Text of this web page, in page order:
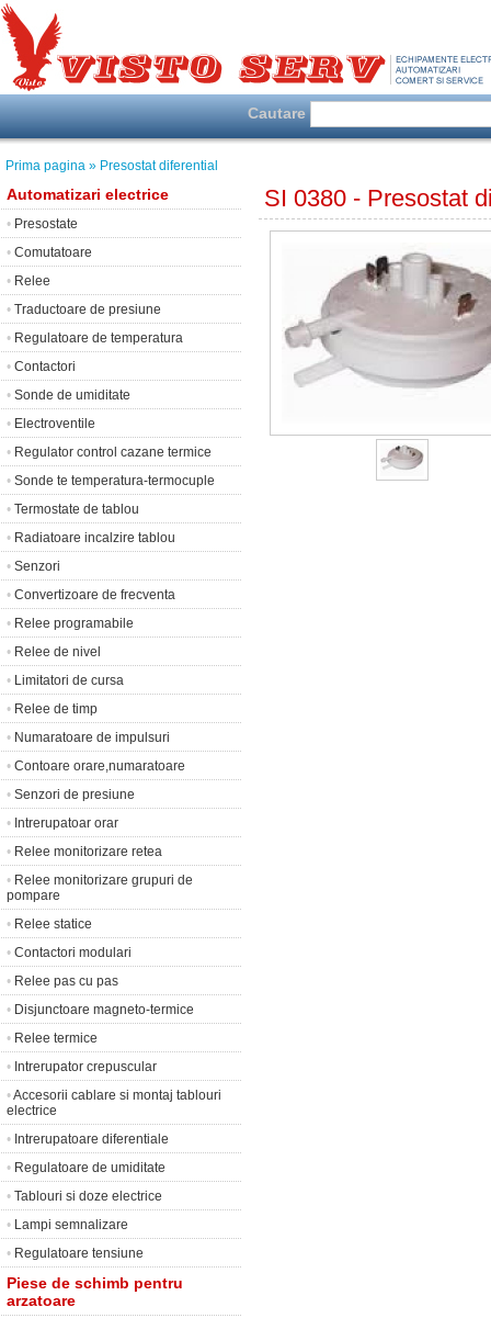
Cautare
Prima pagina » Presostat diferential
Automatizari electrice
• Presostate
• Comutatoare
• Relee
• Traductoare de presiune
• Regulatoare de temperatura
• Contactori
• Sonde de umiditate
• Electroventile
• Regulator control cazane termice
• Sonde te temperatura-termocuple
• Termostate de tablou
• Radiatoare incalzire tablou
• Senzori
• Convertizoare de frecventa
• Relee programabile
• Relee de nivel
• Limitatori de cursa
• Relee de timp
• Numaratoare de impulsuri
• Contoare orare,numaratoare
• Senzori de presiune
• Intrerupatoar orar
• Relee monitorizare retea
• Relee monitorizare grupuri de
pompare
• Relee statice
• Contactori modulari
• Relee pas cu pas
• Disjunctoare magneto-termice
• Relee termice
• Intrerupator crepuscular
•Accesorii cablare si montaj tablouri
electrice
• Intrerupatoare diferentiale
• Regulatoare de umiditate
• Tablouri si doze electrice
• Lampi semnalizare
• Regulatoare tensiune
Piese de schimb pentru
arzatoare
SI 0380 - Presostat